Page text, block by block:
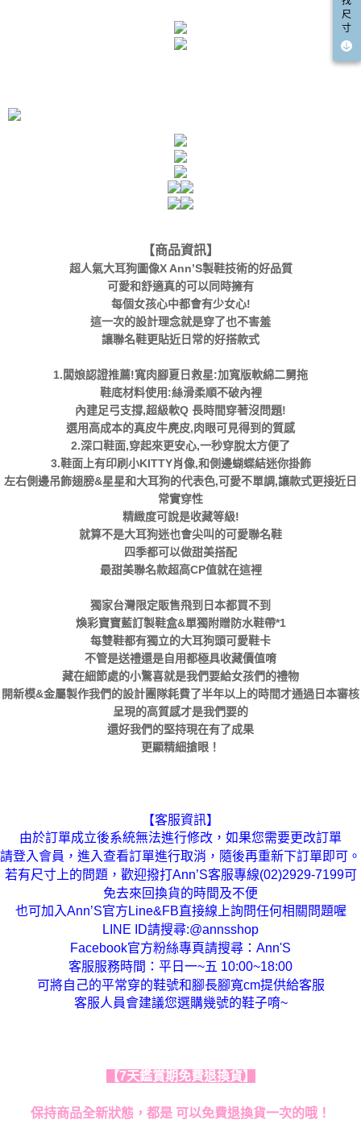
【商品資訊】
超人氣大耳狗圖像X Ann’S製鞋技術的好品質
可愛和舒適真的可以同時擁有
每個女孩心中都會有少女心!
這一次的設計理念就是穿了也不害羞
讓聯名鞋更貼近日常的好搭款式
1.闆娘認證推薦!寬肉腳夏日救星:加寬版軟綿二舅拖
鞋底材料使用:絲滑柔順不破內裡
內建足弓支撐,超級軟Q 長時間穿著沒問題!
選用高成本的真皮牛麂皮,肉眼可見得到的質感
2.深口鞋面,穿起來更安心,一秒穿脫太方便了
3.鞋面上有印刷小KITTY肖像,和側邊蝴蝶結迷你掛飾
左右側邊吊飾翅膀&星星和大耳狗的代表色,可愛不單調,讓款式更接近日
常實穿性
精緻度可說是收藏等級!
就算不是大耳狗迷也會尖叫的可愛聯名鞋
四季都可以做甜美搭配
最甜美聯名款超高CP值就在這裡
獨家台灣限定販售飛到日本都買不到
煥彩寶寶藍訂製鞋盒&單獨附贈防水鞋帶*1
每雙鞋都有獨立的大耳狗頭可愛鞋卡
不管是送禮還是自用都極具收藏價值唷
藏在細節處的小驚喜就是我們要給女孩們的禮物
開新模&金屬製作我們的設計團隊耗費了半年以上的時間才通過日本審核
呈現的高質感才是我們要的
還好我們的堅持現在有了成果
更顯精細搶眼！
【客服資訊】
由於訂單成立後系統無法進行修改，如果您需要更改訂單
請登入會員，進入查看訂單進行取消，隨後再重新下訂單即可。
若有尺寸上的問題，歡迎撥打Ann’S客服專線(02)2929-7199可
免去來回換貨的時間及不便
也可加入Ann’S官方Line&FB直接線上詢問任何相關問題喔
LINE ID請搜尋:@annsshop
Facebook官方粉絲專頁請搜尋：Ann'S
客服服務時間：平日一~五 10:00~18:00
可將自己的平常穿的鞋號和腳長腳寬cm提供給客服
客服人員會建議您選購幾號的鞋子唷~
【7天鑑賞期免費退換貨】
保持商品全新狀態，都是 可以免費退換貨一次的哦！
尺
寸